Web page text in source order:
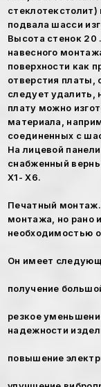
подвала шасси
Высота стенок 20
навесного
поверхности как
отверстия платы,
следует удалить,
плату можно
материала,
соединенных с
На лицевой
снабженный
X1- Х6.
Печатный
монтажа, но рано
необходимостью
Он имеет
получение
резкое
надежности
повышение